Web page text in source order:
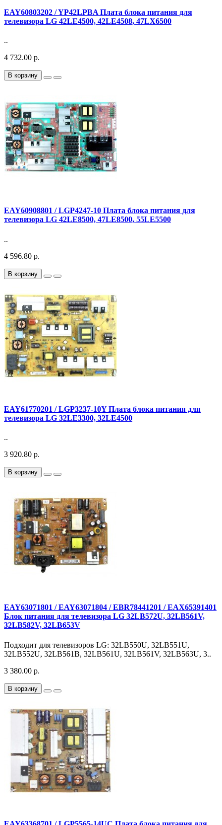
EAY60803202 / YP42LPBA Плата блока питания для
телевизора LG 42LE4500, 42LE4508, 47LX6500
..
4 732.00 р.
В корзину
EAY60908801 / LGP4247-10 Плата блока питания для
телевизора LG 42LE8500, 47LE8500, 55LE5500
..
4 596.80 р.
В корзину
EAY61770201 / LGP3237-10Y Плата блока питания для
телевизора LG 32LE3300, 32LE4500
..
3 920.80 р.
В корзину
EAY63071801 / EAY63071804 / EBR78441201 / EAX65391401
Блок питания для телевизора LG 32LB572U, 32LB561V,
32LB582V, 32LB653V
Подходит для телевизоров LG: 32LB550U, 32LB551U,
32LB552U, 32LB561B, 32LB561U, 32LB561V, 32LB563U, 3..
3 380.00 р.
В корзину